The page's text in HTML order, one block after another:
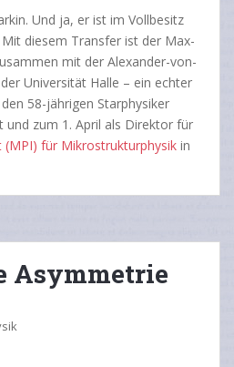
Und ja, er ist im Vollbesitz
diesem Transfer ist der Max-
mit der Alexander-von-
Universität Halle – ein echter
58-jährigen Starphysiker
und zum 1. April als Direktor für
(MPI) für Mikrostrukturphysik in
Asymmetrie